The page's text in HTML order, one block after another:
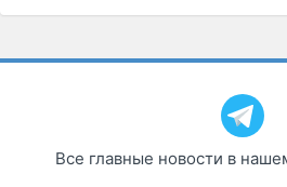
Все главные новости в